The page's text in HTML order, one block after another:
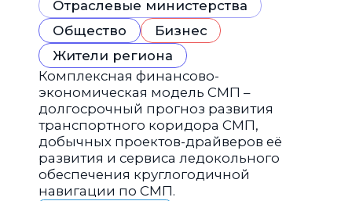
Отраслевые министерства
Общество
Бизнес
Жители региона
Комплексная финансово-
экономическая модель СМП –
долгосрочный прогноз развития
транспортного коридора СМП,
добычных проектов-драйверов её
развития и сервиса ледокольного
обеспечения круглогодичной
навигации по СМП.